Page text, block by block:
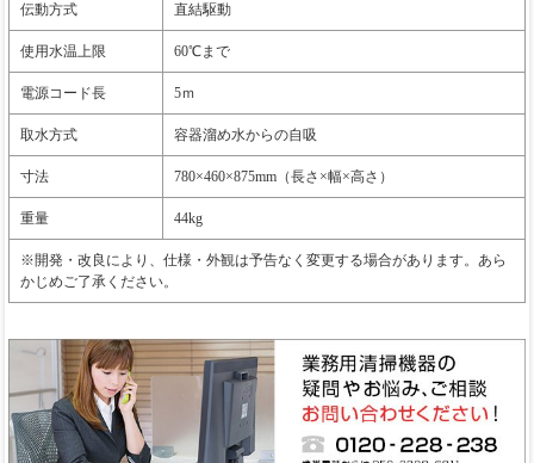
伝動方式 直結駆動
使用水温上限 60℃まで
電源コード長 5ｍ
取水方式 容器溜め水からの自吸
寸法 780×460×875mm（長さ×幅×高さ）
重量 44kg
※開発・改良により、仕様・外観は予告なく変更する場合があります。あら
かじめご了承ください。